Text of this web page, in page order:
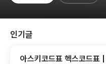
인기글